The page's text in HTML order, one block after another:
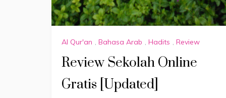
Al Qur'an , Bahasa Arab , Hadits , Review
Review Sekolah Online
Gratis [Updated]